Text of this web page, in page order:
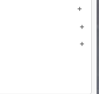


